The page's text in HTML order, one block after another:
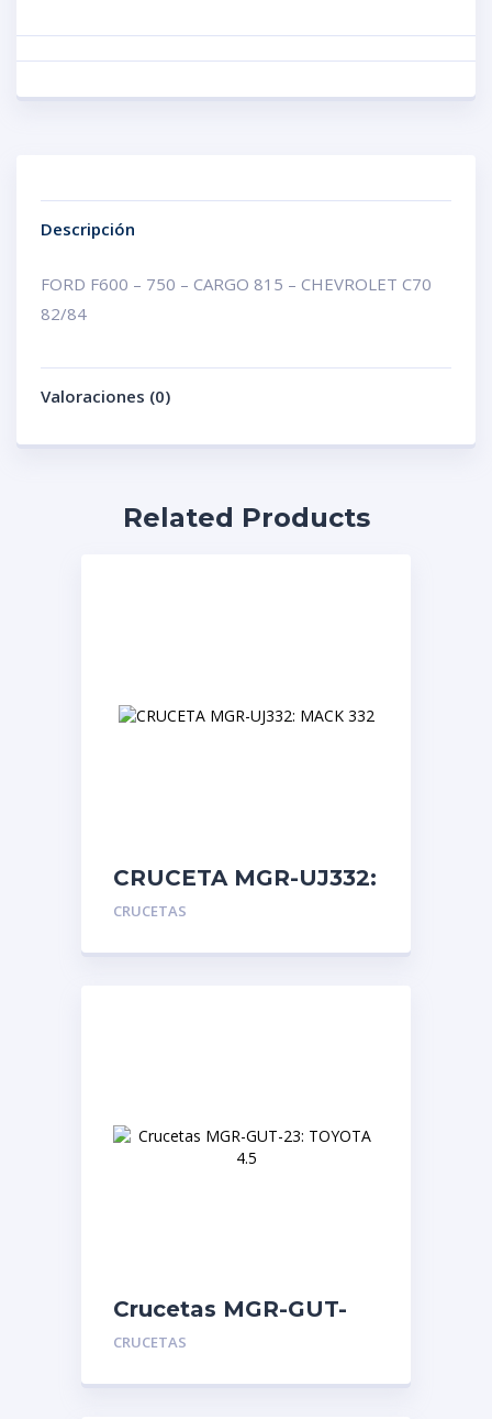
Descripción
FORD F600 – 750 – CARGO 815 – CHEVROLET C70
82/84
Valoraciones (0)
Related Products
CRUCETA MGR-UJ332:
MACK 332
CRUCETAS
Crucetas MGR-GUT-
23: TOYOTA 4.5
CRUCETAS